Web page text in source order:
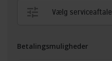
Vælg serviceaftale
Betalingsmuligheder